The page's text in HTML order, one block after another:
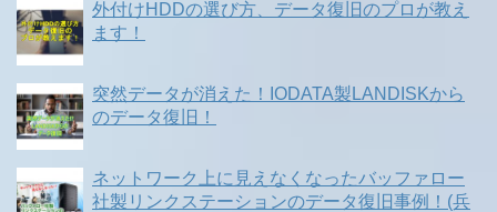
外付けHDDの選び方、データ復旧のプロが教え
ます！
突然データが消えた！IODATA製LANDISKから
のデータ復旧！
ネットワーク上に見えなくなったバッファロー
社製リンクステーションのデータ復旧事例！(兵